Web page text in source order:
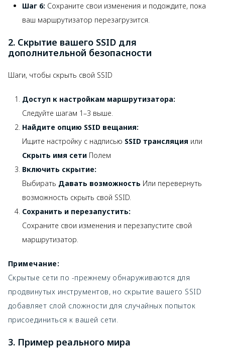
Шаг 6: Сохраните свои изменения и подождите, пока
ваш маршрутизатор перезагрузится.
2. Скрытие вашего SSID для
дополнительной безопасности
Шаги, чтобы скрыть свой SSID
Доступ к настройкам маршрутизатора:
Следуйте шагам 1–3 выше.
Найдите опцию SSID вещания:
Ищите настройку с надписью SSID трансляция или
Скрыть имя сети Полем
Включить скрытие:
Выбирать Давать возможность Или перевернуть
возможность скрыть свой SSID.
Сохранить и перезапустить:
Сохраните свои изменения и перезапустите свой
маршрутизатор.
Примечание:
Скрытые сети по -прежнему обнаруживаются для
продвинутых инструментов, но скрытие вашего SSID
добавляет слой сложности для случайных попыток
присоединиться к вашей сети.
3. Пример реального мира